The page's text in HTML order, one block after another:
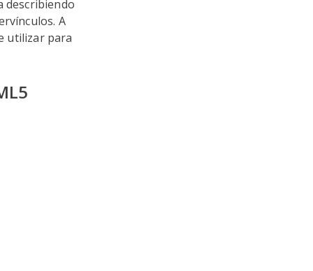
describiendo
A
utilizar para